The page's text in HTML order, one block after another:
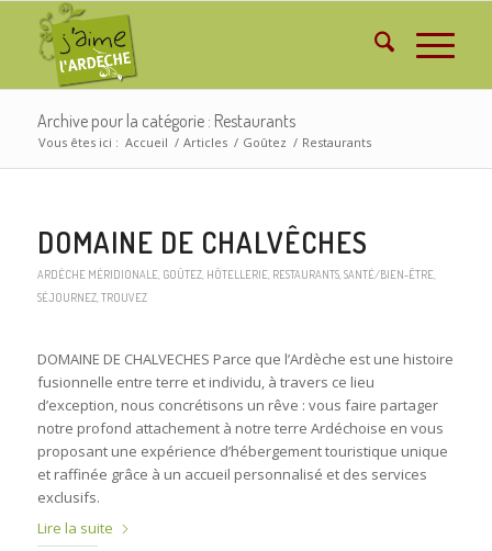
Archive pour la catégorie : Restaurants
Vous êtes ici : Accueil / Articles / Goûtez / Restaurants
DOMAINE DE CHALVÊCHES
ARDÈCHE MÉRIDIONALE, GOÛTEZ, HÔTELLERIE, RESTAURANTS, SANTÉ/BIEN-ÊTRE,
SÉJOURNEZ, TROUVEZ
DOMAINE DE CHALVECHES Parce que l’Ardèche est une histoire
fusionnelle entre terre et individu, à travers ce lieu
d’exception, nous concrétisons un rêve : vous faire partager
notre profond attachement à notre terre Ardéchoise en vous
proposant une expérience d’hébergement touristique unique
et raffinée grâce à un accueil personnalisé et des services
exclusifs.
Lire la suite